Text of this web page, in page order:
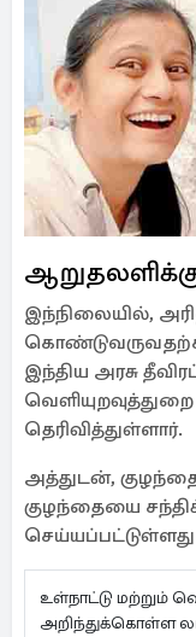
இந்நிலையில்,
இந்திய அரசு
தெரிவித்துள்ளார்.
அத்துடன்,
குழந்தையை
செய்யப்பட்டுள்ளது
உள்நாட்டு மற்றும்
அறிந்துக்கொள்ள